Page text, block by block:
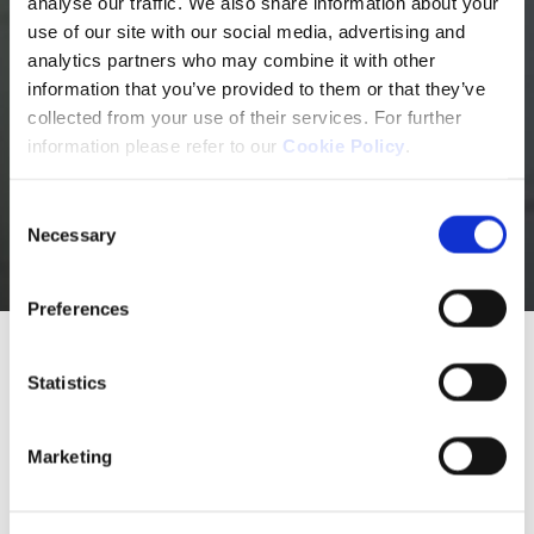
use of our site with our social media, advertising and
analytics partners who may combine it with other
information that you’ve provided to them or that they’ve
collected from your use of their services. For further
information please refer to our Cookie Policy
Selection
Necessary
Preferences
Statistics
Marketing
Notre culture
Neuraxpharm